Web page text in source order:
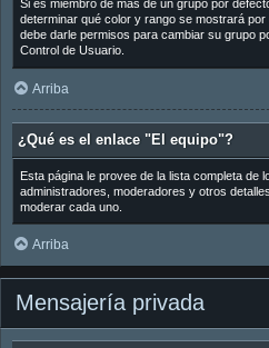
Si es miembro de más de un grupo por
determinar qué color y rango se mostrará
debe darle permisos para cambiar su grupo
Control de Usuario.
Arriba
¿Qué es el enlace "El equipo"?
Esta página le provee de la lista completa de
administradores, moderadores y otros
moderar cada uno.
Arriba
Mensajería privada